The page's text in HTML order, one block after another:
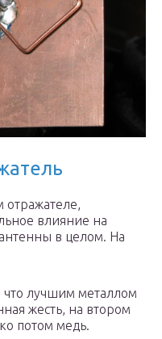
отражателе,
влияние на
в целом. На
лучшим металлом
жесть, на втором
потом медь.